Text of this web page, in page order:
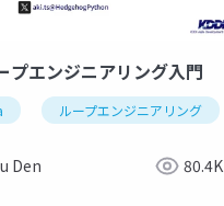
プエンジニアリング入門
ループエンジニアリング
Den 80.4K